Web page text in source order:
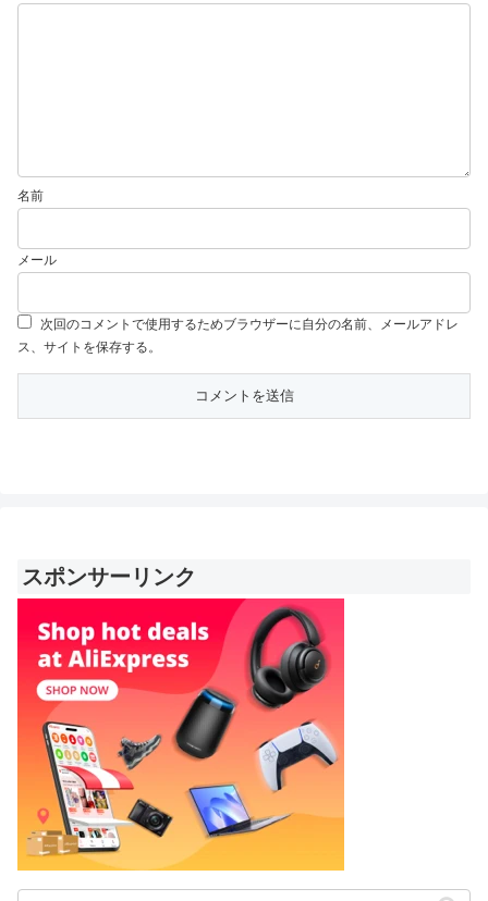
名前
メール
次回のコメントで使用するためブラウザーに自分の名前、メールアドレ
ス、サイトを保存する。
スポンサーリンク